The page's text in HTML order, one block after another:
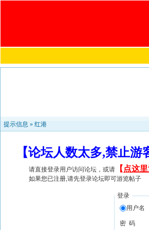
提示信息 » 红港
【论坛人数太多,禁止
请直接登录用户访问论坛，或请 【 点这
如果您已注册,请先登录论坛即可游览帖子
登录
用户名
密 码